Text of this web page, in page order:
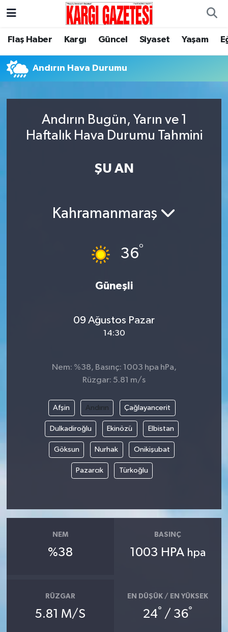
Flaş Haber Kargı Güncel Siyaset Yaşam
Andırın Hava Durumu
Andırın Bugün, Yarın ve 1
Haftalık Hava Durumu Tahmini
ŞU AN
Kahramanmaraş
36°
Güneşli
09 Ağustos Pazar
14:30
Nem: %38, Basınç: 1003 hpa hPa,
Rüzgar: 5.81 m/s
Afşin Andırın Çağlayancerit
Dulkadiroğlu Ekinözü Elbistan
Göksun Nurhak Onikişubat
Pazarcık Türkoğlu
NEM
%38
BASINÇ
1003 HPA hpa
RÜZGAR
5.81 M/S
EN DÜŞÜK / EN YÜKSEK
24° / 36°
Flaş Haber
Kargı
Siyaset
Yaşam
Nöbetçi Eczaneler
Hava Durumu
Trafik Durumu
Süper Lig Puan Durumu ve Fikstür
Haber Arşivi